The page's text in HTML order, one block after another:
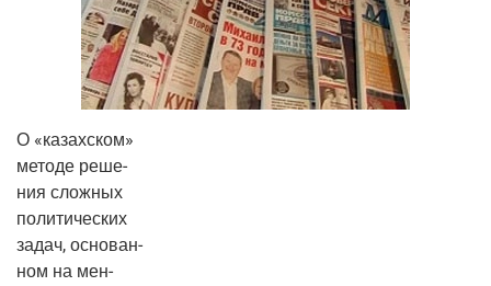
О «казах­ском»
мето­де реше­
ния слож­ных
поли­ти­че­ских
задач, осно­ван­
ном на мен­